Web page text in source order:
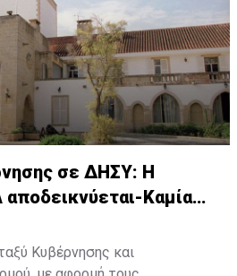
σε ΔΗΣΥ: Η
Καμία
Κυβέρνησης και